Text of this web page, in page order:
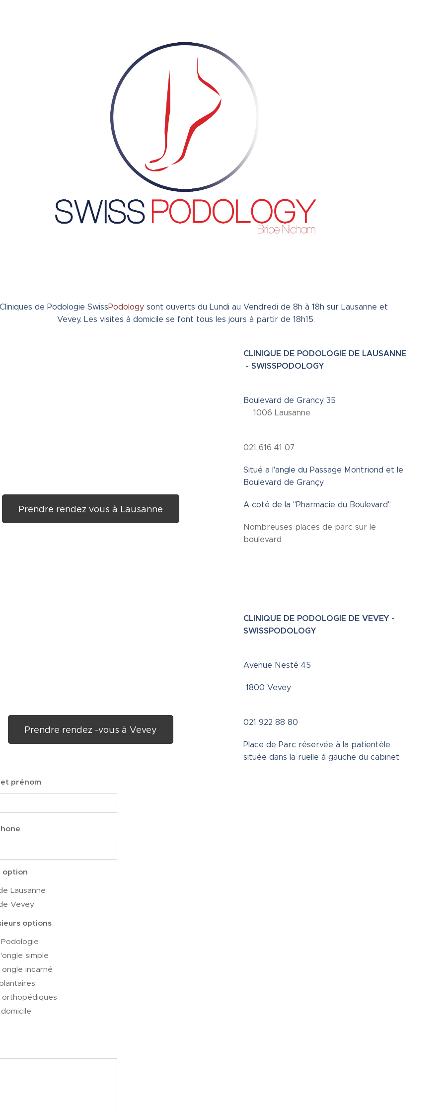
de Podologie SwissPodology sont ouverts du Lundi au Vendredi de 8h à 18h sur Lausanne et
Vevey. Les visites à domicile se font tous les jours à partir de 18h15.
Prendre rendez vous à Lausanne
Prendre rendez -vous à Vevey
prénom
option
Lausanne
Vevey
options
simple
incarné
orthopédiques
CLINIQUE DE PODOLOGIE DE LAUSANNE
- SWISSPODOLOGY
Boulevard de Grancy 35
1006 Lausanne
021 616 41 07
Situé a l'angle du Passage Montriond et le
Boulevard de Grançy .
A coté de la "Pharmacie du Boulevard"
Nombreuses places de parc sur le
boulevard
CLINIQUE DE PODOLOGIE DE VEVEY -
SWISSPODOLOGY
Avenue Nesté 45
1800 Vevey
021 922 88 80
Place de Parc réservée à la patientèle
située dans la ruelle à gauche du cabinet.